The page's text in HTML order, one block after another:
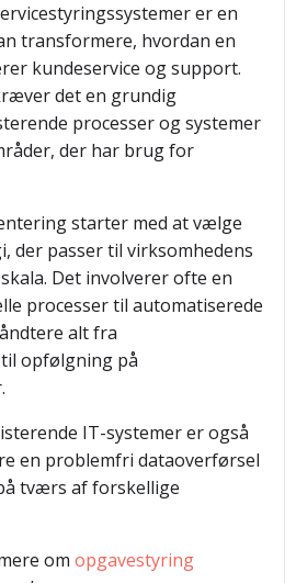
er en
transformere, hvordan en
kundeservice og support.
det en grundig
processer og systemer
der har brug for
starter med at vælge
der passer til virksomhedens
Det involverer ofte en
processer til automatiserede
alt fra
opfølgning på
IT-systemer er også
en problemfri dataoverførsel
tværs af forskellige
om opgavestyring